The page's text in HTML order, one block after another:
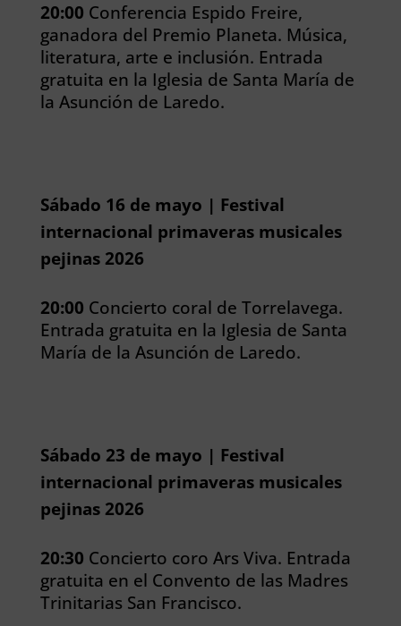
20:00 Conferencia Espido Freire,
ganadora del Premio Planeta. Música,
literatura, arte e inclusión. Entrada
gratuita en la Iglesia de Santa María de
la Asunción de Laredo.
Sábado 16 de mayo | Festival
internacional primaveras musicales
pejinas 2026
20:00 Concierto coral de Torrelavega.
Entrada gratuita en la Iglesia de Santa
María de la Asunción de Laredo.
Sábado 23 de mayo | Festival
internacional primaveras musicales
pejinas 2026
20:30 Concierto coro Ars Viva. Entrada
gratuita en el Convento de las Madres
Trinitarias San Francisco.